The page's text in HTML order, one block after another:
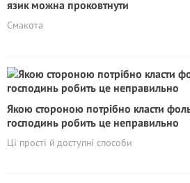
язик можна проковтнути
Смакота
Якою стороною потрібно класти
господинь робить це неправильно
Ці прості й доступні способи